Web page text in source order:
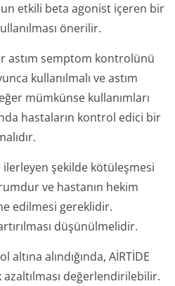
etkili beta agonist içeren bir
önerilir.
astım semptom kontrolünü
kullanılmalı ve astım
mümkünse kullanımları
hastaların kontrol edici bir
şekilde kötüleşmesi
ve hastanın hekim
edilmesi gereklidir.
düşünülmelidir.
alındığında, AİRTİDE
değerlendirile­bilir.